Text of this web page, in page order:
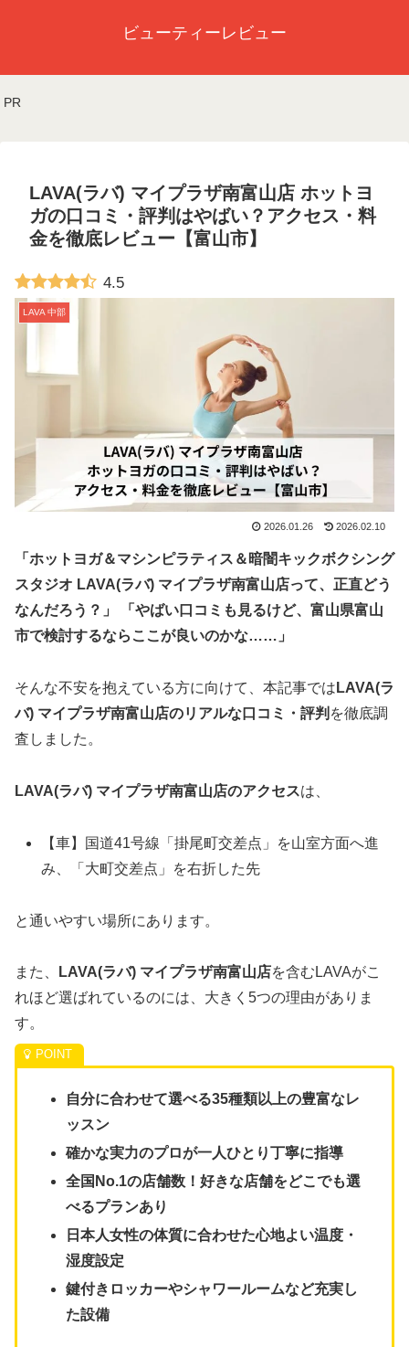
ビューティーレビュー
PR
LAVA(ラバ) マイプラザ南富山店 ホットヨ
ガの口コミ・評判はやばい？アクセス・料
金を徹底レビュー【富山市】
4.5
LAVA 中部
2026.01.26 2026.02.10
「ホットヨガ＆マシンピラティス＆暗闇キックボクシング
スタジオ LAVA(ラバ) マイプラザ南富山店って、正直どう
なんだろう？」 「やばい口コミも見るけど、 富山県富山
市で検討するならここが良いのかな……」
そんな不安を抱えている方に向けて、本記事では LAVA(ラ
バ) マイプラザ南富山店のリアルな口コミ・評判 を徹底調
査しました。
LAVA(ラバ) マイプラザ南富山店のアクセスは、
【車】国道41号線「掛尾町交差点」を山室方面へ進
み、「大町交差点」を右折した先
と通いやすい場所にあります。
また、 LAVA(ラバ) マイプラザ南富山店を含むLAVAがこ
れほど選ばれているのには、大きく5つの理由がありま
す。
自分に合わせて選べる35種類以上の豊富なレ
ッスン
確かな実力のプロが一人ひとり丁寧に指導
全国No.1の店舗数！好きな店舗をどこでも選
べるプランあり
日本人女性の体質に合わせた心地よい温度・
湿度設定
鍵付きロッカーやシャワールームなど充実し
た設備